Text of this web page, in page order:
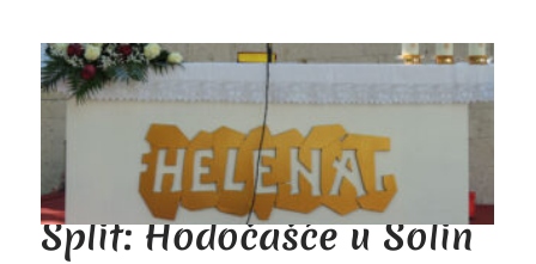
Split: Hodočašće u Solin